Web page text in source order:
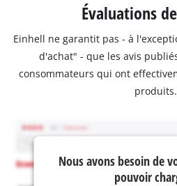
Évaluations
Einhell ne garantit pas - à
d'achat" - que les avis
consommateurs qui ont
produits.
Nous avons besoin de
pouvoir